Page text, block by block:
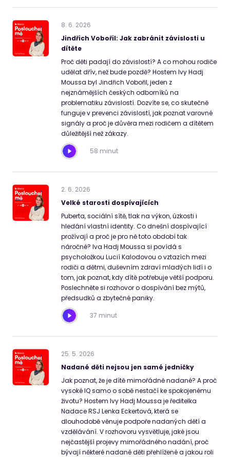
8. 6. 2026
Jindřich Vobořil: Jak zabránit závislosti u
dítěte
Proč děti padají do závislostí? A co mohou rodiče
udělat dřív, než bude pozdě? Hostem Ivy Hadj
Moussa byl Jindřich Vobořil, jeden z
nejznámějších českých odborníků na
problematiku závislostí. Dozvíte se, co skutečně
funguje v prevenci závislostí, jak poznat varovné
signály a proč je důvěra mezi rodičem a dítětem
důležitější než zákazy.
58 minut
2. 6. 2026
Velké starosti dospívajících
Puberta, sociální sítě, tlak na výkon, úzkosti i
hledání vlastní identity. Co dnešní dospívající
prožívají a proč je pro ně toto období tak
náročné? Iva Hadj Moussa si povídá s
psycholožkou Lucií Kalodovou o vztazích mezi
rodiči a dětmi, duševním zdraví mladých lidí i o
tom, jak poznat, kdy dítě potřebuje větší podporu.
Poslechněte si rozhovor o dospívání bez mýtů,
předsudků a zbytečné paniky.
37 minut
25. 5. 2026
Nadané děti nejsou jen samé jedničky
Jak poznat, že je dítě mimořádně nadané? A proč
vysoké IQ samo o sobě nestačí ke spokojenému
životu? Hostem Ivy Hadj Moussa je ředitelka
Nadace RSJ Lenka Eckertová, která se
dlouhodobě věnuje podpoře nadaných dětí a
vzdělávání. V rozhovoru vysvětluje, jaké jsou
nejčastější projevy mimořádného nadání, proč
bývají některé nadané děti přehlížené a jakou roli